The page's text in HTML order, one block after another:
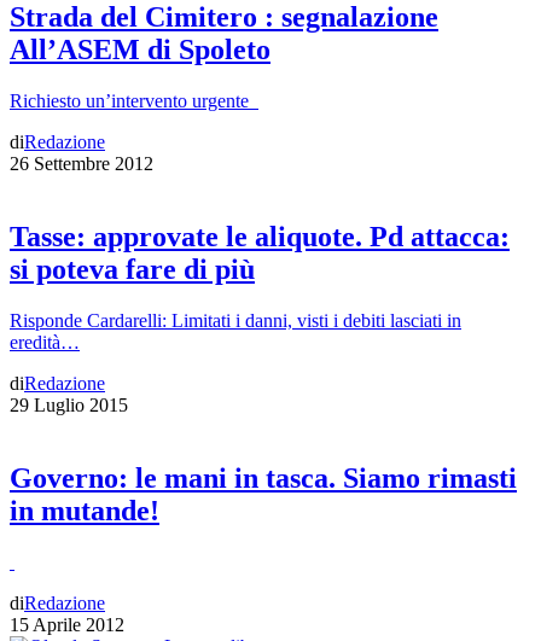
Strada del Cimitero : segnalazione
All’ASEM di Spoleto
Richiesto un’intervento urgente
diRedazione
26 Settembre 2012
Tasse: approvate le aliquote. Pd attacca:
si poteva fare di più
Risponde Cardarelli: Limitati i danni, visti i debiti lasciati in
eredità…
diRedazione
29 Luglio 2015
Governo: le mani in tasca. Siamo rimasti
in mutande!
diRedazione
15 Aprile 2012